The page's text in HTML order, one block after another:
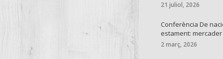
21 juliol, 2026
Conferència De
estament: mercader
2 març, 2026